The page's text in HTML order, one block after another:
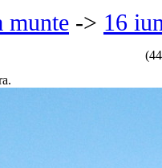
munte -> 16